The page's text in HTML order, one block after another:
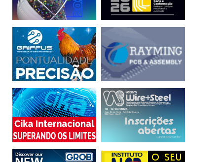
funcionalidades distintas que dão a uma organização
melhor controle sobre seus processos de fabricação e
podem abrir o caminho para a Indústria 4.0 quando usadas
em conjunto. Juntos, eles podem acelerar a produção e
melhorar a qualidade, tornando-se a espinha dorsal da
inovação para continuar melhorando o processo de
fabricação.
____________________________________________
(*) O autor é presidente da Magic Software Enterprises
Americas.